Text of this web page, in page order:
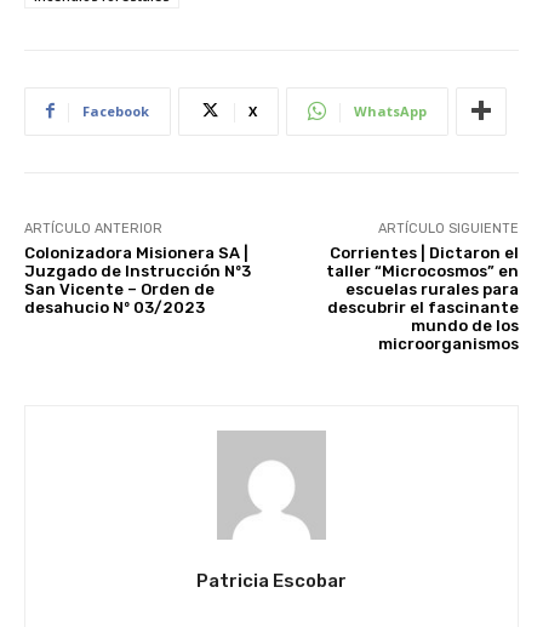
Facebook X WhatsApp
ARTÍCULO ANTERIOR
Colonizadora Misionera SA |
Juzgado de Instrucción Nº3
San Vicente – Orden de
desahucio Nº 03/2023
ARTÍCULO SIGUIENTE
Corrientes | Dictaron el
taller “Microcosmos” en
escuelas rurales para
descubrir el fascinante
mundo de los
microorganismos
Patricia Escobar